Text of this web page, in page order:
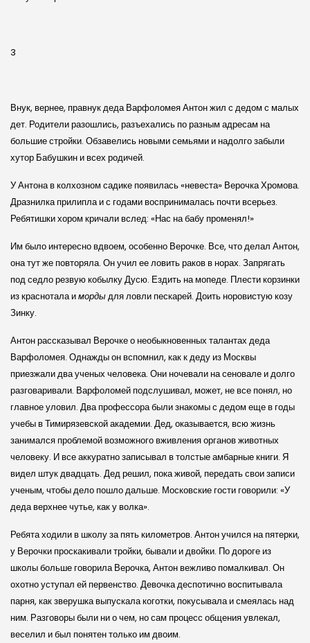
3
Внук, вернее, правнук деда Варфоломея Антон жил с дедом с малых
дет. Родители разошлись, разъехались по разным адресам на
большие стройки. Обзавелись новыми семьями и надолго забыли
хутор Бабушкин и всех родичей.
У Антона в колхозном садике появилась «невеста» Верочка Хромова.
Дразнилка прилипла и с годами воспринималась почти всерьез.
Ребятишки хором кричали вслед: «Нас на бабу променял!»
Им было интересно вдвоем, особенно Верочке. Все, что делал Антон,
она тут же повторяла. Он учил ее ловить раков в норах. Запрягать
под седло резвую кобылку Дусю. Ездить на мопеде. Плести корзинки
из краснотала имордыдля ловли пескарей. Доить норовистую козу
Зинку.
Антон рассказывал Верочке о необыкновенных талантах деда
Варфоломея. Однажды он вспомнил, как к деду из Москвы
приезжали два ученых человека. Они ночевали на сеновале и долго
разговаривали. Варфоломей подслушивал, может, не все понял, но
главное уловил. Два профессора были знакомы с дедом еще в годы
учебы в Тимирязевской академии. Дед, оказывается, всю жизнь
занимался проблемой возможного вживления органов животных
человеку. И все аккуратно записывал в толстые амбарные книги. Я
видел штук двадцать. Дед решил, пока живой, передать свои записи
ученым, чтобы дело пошло дальше. Московские гости говорили: «У
деда верхнее чутье, как у волка».
Ребята ходили в школу за пять километров. Антон учился на пятерки,
у Верочки проскакивали тройки, бывали и двойки. По дороге из
школы больше говорила Верочка, Антон вежливо помалкивал. Он
охотно уступал ей первенство. Девочка деспотично воспитывала
парня, как зверушка выпускала коготки, покусывала и смеялась над
ним. Разговоры были ни о чем, но сам процесс общения увлекал,
веселил и был понятен только им двоим.